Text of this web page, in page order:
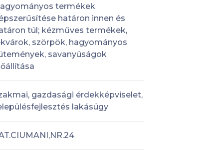
termékek
határon innen és
túl; kézműves termékek,
szörpök, hagyományos
savanyúságok
gazdasági érdekképviselet,
lakásügy